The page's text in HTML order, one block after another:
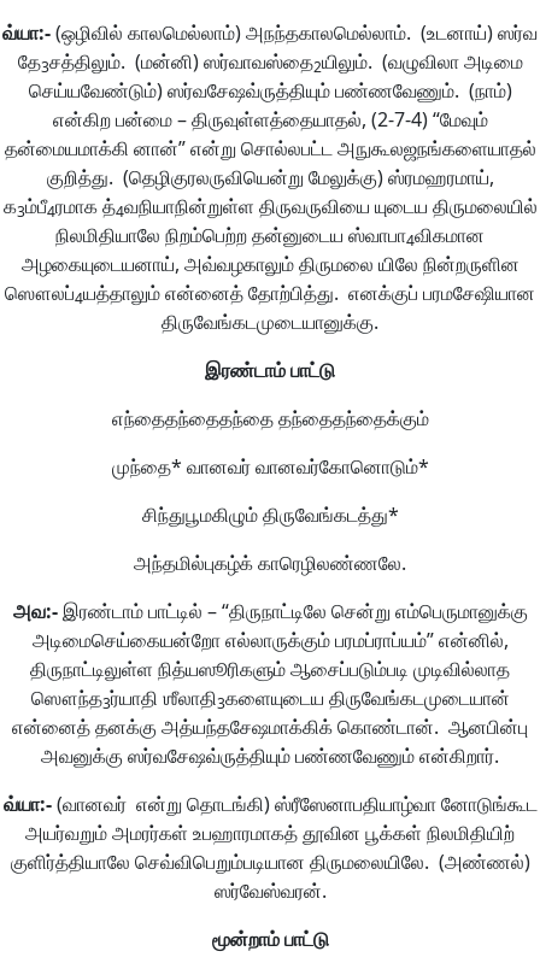
வ்யா:-(ஒழிவில் காலமெல்லாம்) அநந்தகாலமெல்லாம். (உடனாய்) ஸர்வ
தே3சத்திலும். (மன்னி) ஸர்வாவஸ்தை2யிலும். (வழுவிலா அடிமை
செய்யவேண்டும்) ஸர்வசேஷவ்ருத்தியும் பண்ணவேணும். (நாம்)
என்கிற பன்மை – திருவுள்ளத்தையாதல், (2-7-4) “மேவும்
தன்மையமாக்கி னான்” என்று சொல்லபட்ட அநுகூலஜநங்களையாதல்
குறித்து. (தெழிகுரலருவியென்று மேலுக்கு) ஸ்ரமஹரமாய்,
க3ம்பீ4ரமாக த்4வநியாநின்றுள்ள திருவருவியை யுடைய திருமலையில்
நிலமிதியாலே நிறம்பெற்ற தன்னுடைய ஸ்வாபா4விகமான
அழகையுடையனாய், அவ்வழகாலும் திருமலை யிலே நின்றருளின
ஸௌலப்4யத்தாலும் என்னைத் தோற்பித்து. எனக்குப் பரமசேஷியான
திருவேங்கடமுடையானுக்கு.
இரண்டாம்பாட்டு
எந்தைதந்தைதந்தை தந்தைதந்தைக்கும்
முந்தை* வானவர் வானவர்கோனொடும்*
சிந்துபூமகிழும் திருவேங்கடத்து*
அந்தமில்புகழ்க் காரெழிலண்ணலே.
அவ:-இரண்டாம் பாட்டில் – “திருநாட்டிலே சென்று எம்பெருமானுக்கு
அடிமைசெய்கையன்றோ எல்லாருக்கும் பரமப்ராப்யம்” என்னில்,
திருநாட்டிலுள்ள நித்யஸூரிகளும் ஆசைப்படும்படி முடிவில்லாத
ஸௌந்த3ர்யாதி ஶீலாதி3களையுடைய திருவேங்கடமுடையான்
என்னைத் தனக்கு அத்யந்தசேஷமாக்கிக் கொண்டான். ஆனபின்பு
அவனுக்கு ஸர்வசேஷவ்ருத்தியும் பண்ணவேணும் என்கிறார்.
வ்யா:-(வானவர் என்று தொடங்கி) ஸ்ரீஸேனாபதியாழ்வா னோடுங்கூட
அயர்வறும் அமரர்கள் உபஹாரமாகத் தூவின பூக்கள் நிலமிதியிற்
குளிர்த்தியாலே செவ்விபெறும்படியான திருமலையிலே. (அண்ணல்)
ஸர்வேஸ்வரன்.
மூன்றாம் பாட்டு